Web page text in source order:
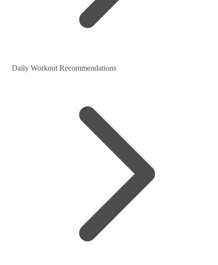
Daily Workout Recommendations